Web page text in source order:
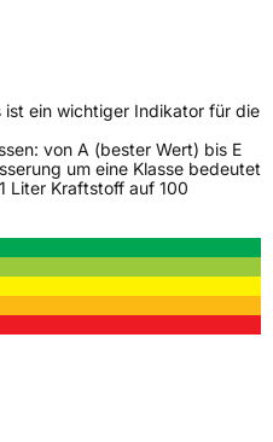
(GPSR)
compliance@deldo.com
ist ein wichtiger Indikator für die
von A (bester Wert) bis E
um eine Klasse bedeutet
Liter Kraftstoff auf 100